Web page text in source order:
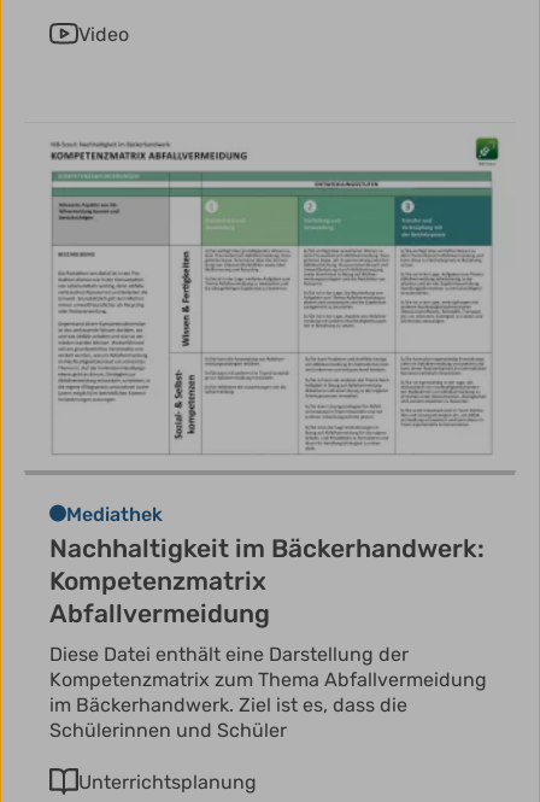
Video
Mediathek
Nachhaltigkeit im Bäckerhandwerk:
Kompetenzmatrix
Abfallvermeidung
Diese Datei enthält eine Darstellung der
Kompetenzmatrix zum Thema Abfallvermeidung
im Bäckerhandwerk. Ziel ist es, dass die
Schülerinnen und Schüler
Unterrichtsplanung